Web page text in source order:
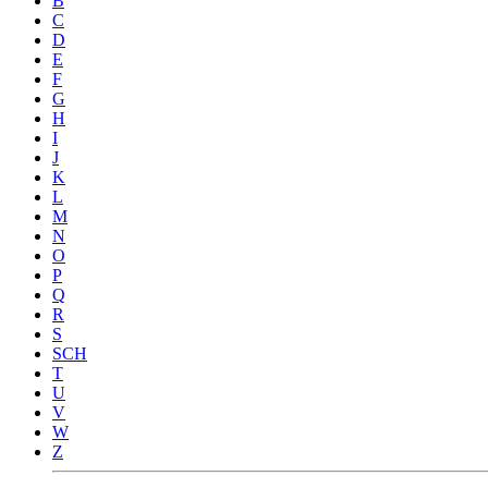
C
D
E
F
G
H
I
J
K
L
M
N
O
P
Q
R
S
SCH
T
U
V
W
Z